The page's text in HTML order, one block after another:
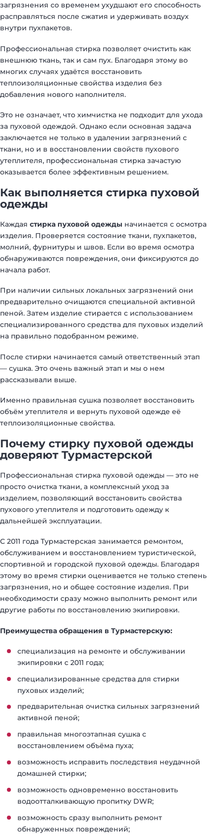
загрязнения со временем ухудшают его способность
расправляться после сжатия и удерживать воздух
внутри пухпакетов.
Профессиональная стирка позволяет очистить как
внешнюю ткань, так и сам пух. Благодаря этому во
многих случаях удаётся восстановить
теплоизоляционные свойства изделия без
добавления нового наполнителя.
Это не означает, что химчистка не подходит для ухода
за пуховой одеждой. Однако если основная задача
заключается не только в удалении загрязнений с
ткани, но и в восстановлении свойств пухового
утеплителя, профессиональная стирка зачастую
оказывается более эффективным решением.
Как выполняется стирка пуховой
одежды
Каждая стирка пуховой одежды начинается с осмотра
изделия. Проверяется состояние ткани, пухпакетов,
молний, фурнитуры и швов. Если во время осмотра
обнаруживаются повреждения, они фиксируются до
начала работ.
При наличии сильных локальных загрязнений они
предварительно очищаются специальной активной
пеной. Затем изделие стирается с использованием
специализированного средства для пуховых изделий
на правильно подобранном режиме.
После стирки начинается самый ответственный этап
— сушка. Это очень важный этап и мы о нем
рассказывали выше.
Именно правильная сушка позволяет восстановить
объём утеплителя и вернуть пуховой одежде её
теплоизоляционные свойства.
Почему стирку пуховой одежды
доверяют Турмастерской
Профессиональная стирка пуховой одежды — это не
просто очистка ткани, а комплексный уход за
изделием, позволяющий восстановить свойства
пухового утеплителя и подготовить одежду к
дальнейшей эксплуатации.
С 2011 года Турмастерская занимается ремонтом,
обслуживанием и восстановлением туристической,
спортивной и городской пуховой одежды. Благодаря
этому во время стирки оценивается не только степень
загрязнения, но и общее состояние изделия. При
необходимости сразу можно выполнить ремонт или
другие работы по восстановлению экипировки.
Преимущества обращения в Турмастерскую:
специализация на ремонте и обслуживании
экипировки с 2011 года;
специализированные средства для стирки
пуховых изделий;
предварительная очистка сильных загрязнений
активной пеной;
правильная многоэтапная сушка с
восстановлением объёма пуха;
возможность исправить последствия неудачной
домашней стирки;
возможность одновременно восстановить
водоотталкивающую пропитку DWR;
возможность сразу выполнить ремонт
обнаруженных повреждений;